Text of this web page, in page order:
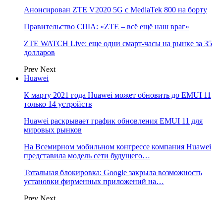
Анонсирован ZTE V2020 5G с MediaTek 800 на борту
Правительство США: «ZTE – всё ещё наш враг»
ZTE WATCH Live: еще одни смарт-часы на рынке за 35
долларов
Prev Next
Huawei
К марту 2021 года Huawei может обновить до EMUI 11
только 14 устройств
Huawei раскрывает график обновления EMUI 11 для
мировых рынков
На Всемирном мобильном конгрессе компания Huawei
представила модель сети будущего…
Тотальная блокировка: Google закрыла возможность
установки фирменных приложений на…
Prev Next